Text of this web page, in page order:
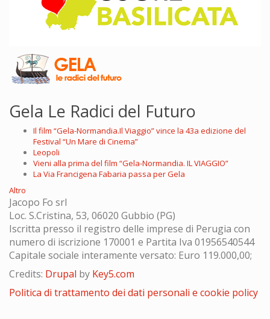
Gela Le Radici del Futuro
Il film “Gela-Normandia.Il Viaggio” vince la 43a edizione del
Festival “Un Mare di Cinema”
Leopoli
Vieni alla prima del film “Gela-Normandia. IL VIAGGIO”
La Via Francigena Fabaria passa per Gela
Altro
Jacopo Fo srl
Loc. S.Cristina, 53, 06020 Gubbio (PG)
Iscritta presso il registro delle imprese di Perugia con
numero di iscrizione 170001 e Partita Iva 01956540544
Capitale sociale interamente versato: Euro 119.000,00;
Credits: Drupal by Key5.com
Politica di trattamento dei dati personali e cookie policy